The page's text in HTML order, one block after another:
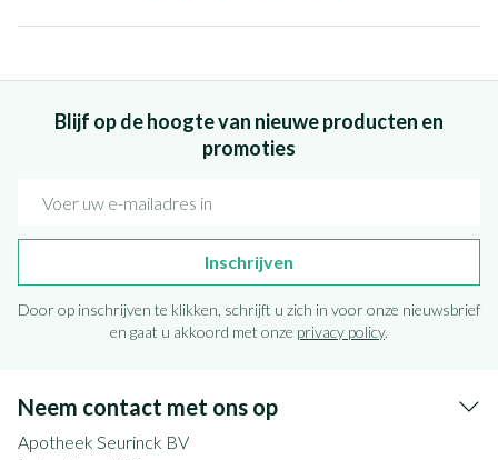
Blijf op de hoogte van nieuwe producten en
promoties
Inschrijven
Door op inschrijven te klikken, schrijft u zich in voor onze nieuwsbrief
en gaat u akkoord met onze privacy policy.
Neem contact met ons op
Apotheek Seurinck BV